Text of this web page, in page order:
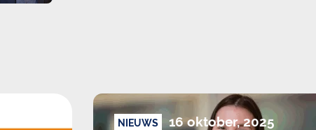
NIEUWS 16 oktober, 2025